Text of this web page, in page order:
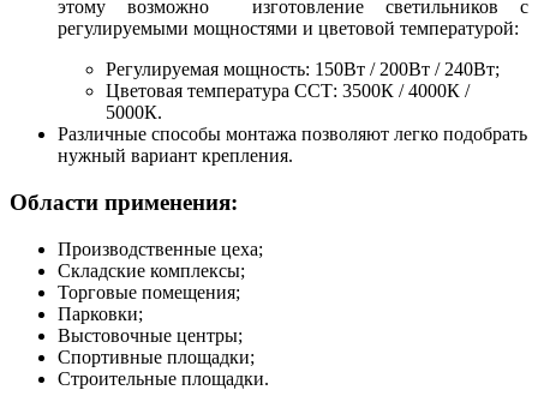
этому возможно изготовление светильников с
регулируемыми мощностями и цветовой температурой:
Регулируемая мощность: 150Вт / 200Вт / 240Вт;
Цветовая температура ССТ: 3500К / 4000К /
5000К.
Различные способы монтажа позволяют легко подобрать
нужный вариант крепления.
Области применения:
Производственные цеха;
Складские комплексы;
Торговые помещения;
Парковки;
Выстовочные центры;
Спортивные площадки;
Строительные площадки.